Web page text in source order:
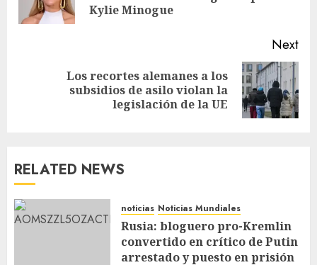
Kylie Minogue
Next
Los recortes alemanes a los
subsidios de asilo violan la
legislación de la UE
RELATED NEWS
noticias Noticias Mundiales
Rusia: bloguero pro-Kremlin
convertido en crítico de Putin
arrestado y puesto en prisión